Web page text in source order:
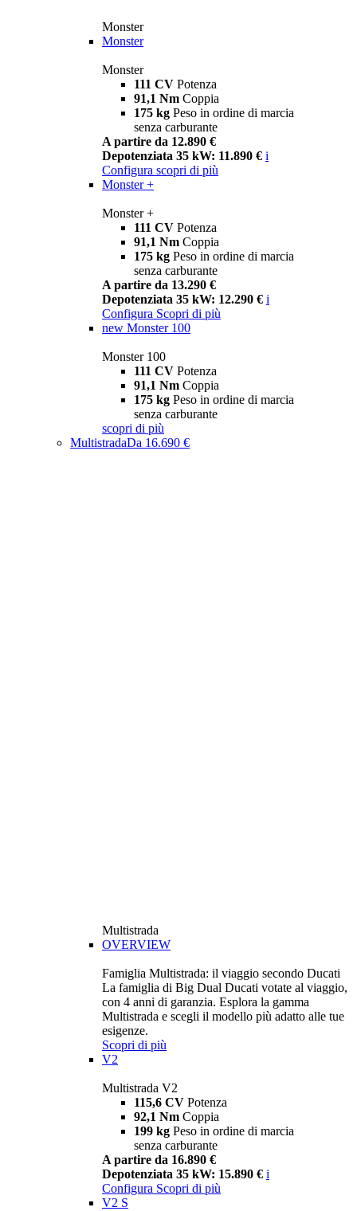
Monster
Monster
Monster
111 CV Potenza
91,1 Nm Coppia
175 kg Peso in ordine di marcia
senza carburante
A partire da 12.890 €
Depotenziata 35 kW: 11.890 € i
Configura scopri di più
Monster +
Monster +
111 CV Potenza
91,1 Nm Coppia
175 kg Peso in ordine di marcia
senza carburante
A partire da 13.290 €
Depotenziata 35 kW: 12.290 € i
Configura Scopri di più
new Monster 100
Monster 100
111 CV Potenza
91,1 Nm Coppia
175 kg Peso in ordine di marcia
senza carburante
scopri di più
MultistradaDa 16.690 €
Multistrada
OVERVIEW
Famiglia Multistrada: il viaggio secondo Ducati
La famiglia di Big Dual Ducati votate al viaggio,
con 4 anni di garanzia. Esplora la gamma
Multistrada e scegli il modello più adatto alle tue
esigenze.
Scopri di più
V2
Multistrada V2
115,6 CV Potenza
92,1 Nm Coppia
199 kg Peso in ordine di marcia
senza carburante
A partire da 16.890 €
Depotenziata 35 kW: 15.890 € i
Configura Scopri di più
V2 S